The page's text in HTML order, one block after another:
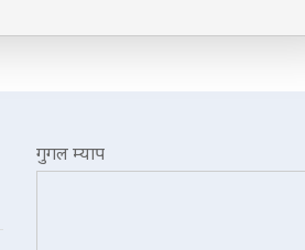
गुगल म्याप